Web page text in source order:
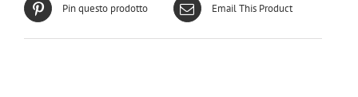
Pin questo prodotto Email This Product